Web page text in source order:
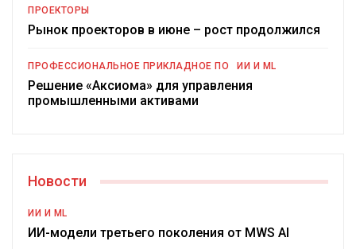
ПРОЕКТОРЫ
Рынок проекторов в июне – рост продолжился
ПРОФЕССИОНАЛЬНОЕ ПРИКЛАДНОЕ ПО ИИ И ML
Решение «Аксиома» для управления
промышленными активами
Новости
ИИ И ML
ИИ-модели третьего поколения от MWS AI